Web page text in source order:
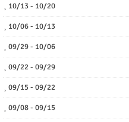
10/13 - 10/20
10/06 - 10/13
09/29 - 10/06
09/22 - 09/29
09/15 - 09/22
09/08 - 09/15